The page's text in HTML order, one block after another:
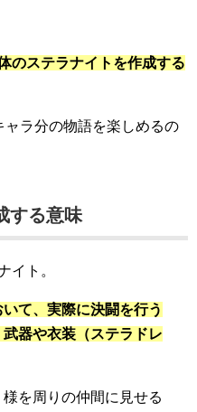
のステラナイトを作成する
ラ分の物語を楽しめるの
する意味
イト。
て、実際に決闘を行う
武器や衣装（ステラドレ
を周りの仲間に見せる